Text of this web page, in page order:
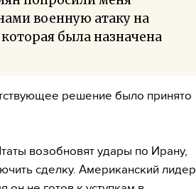
военную атаку на
была назначена
решение было принято
возобновят удары по Ирану,
сделку. Американский лидер